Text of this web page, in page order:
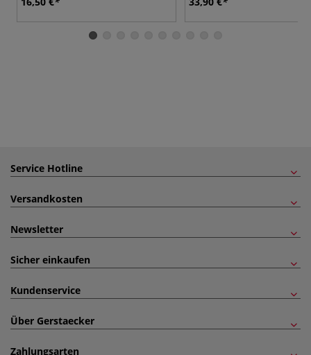
Service Hotline
Versandkosten
Newsletter
Sicher einkaufen
Kundenservice
Über Gerstaecker
Zahlungsarten